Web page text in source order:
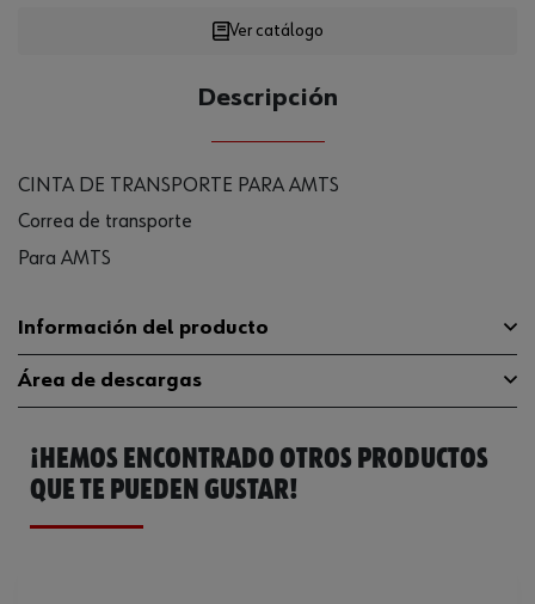
Loading...
Ver catálogo
Descripción
CINTA DE TRANSPORTE PARA AMTS
Correa de transporte
Para AMTS
Información del producto
Área de descargas
Catálogo General 5701700005
¡HEMOS ENCONTRADO OTROS PRODUCTOS
QUE TE PUEDEN GUSTAR!